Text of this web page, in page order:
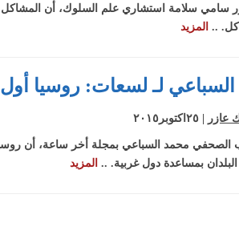
سامي سلامة استشاري علم السلوك، أن المشاكل
.. المزيد
لـ لسعات: روسيا
عازر
الصحفي محمد السباعي بمجلة أخر ساعة، أن
بمساعدة دول غربية. .. المزيد